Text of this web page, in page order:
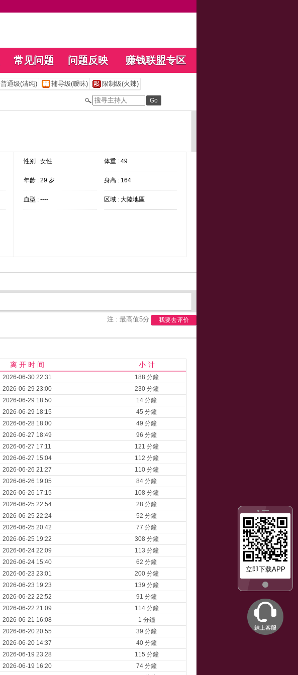
常见问题 问题反映 赚钱联盟专区
立即下载APP
普通级(清纯) 辅导级(暧昧) 限制级(火辣)
性别 : 女性 体重 : 49
年龄 : 29 岁 身高 : 164
血型 : ---- 区域 : 大陸地區
注 : 最高值5分 我要去评价
离 开 时 间 小 计
2026-06-30 22:31
188 分鐘
2026-06-29 23:00
230 分鐘
2026-06-29 18:50
14 分鐘
2026-06-29 18:15
45 分鐘
2026-06-28 18:00
49 分鐘
2026-06-27 18:49
96 分鐘
2026-06-27 17:11
121 分鐘
2026-06-27 15:04
112 分鐘
2026-06-26 21:27
110 分鐘
2026-06-26 19:05
84 分鐘
2026-06-26 17:15
108 分鐘
2026-06-25 22:54
28 分鐘
2026-06-25 22:24
52 分鐘
2026-06-25 20:42
77 分鐘
2026-06-25 19:22
308 分鐘
2026-06-24 22:09
113 分鐘
2026-06-24 15:40
62 分鐘
2026-06-23 23:01
200 分鐘
2026-06-23 19:23
139 分鐘
2026-06-22 22:52
91 分鐘
2026-06-22 21:09
114 分鐘
2026-06-21 16:08
1 分鐘
2026-06-20 20:55
39 分鐘
2026-06-20 14:37
40 分鐘
2026-06-19 23:28
115 分鐘
2026-06-19 16:20
74 分鐘